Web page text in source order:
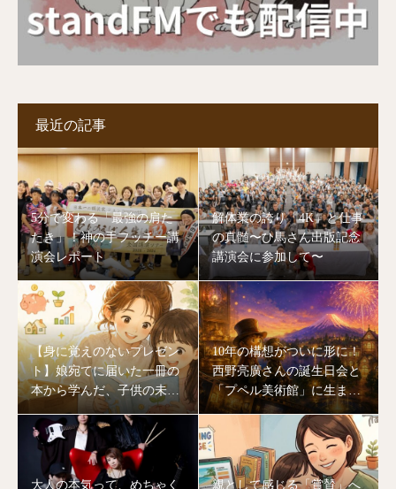
最近の記事
5分で変わる「最強の肩た
たき」！神の手フッチー講
演会レポート
解体業の誇り「4K」と仕事
の真髄〜ひ馬さん出版記念
講演会に参加して〜
【身に覚えのないプレゼン
ト】娘宛てに届いた一冊の
本から学んだ、子供の未来
を作る「大人のあり方」
10年の構想がついに形に！
西野亮廣さんの誕生日会と
「プペル美術館」に生まれ
変わる川口湖の奇跡
大人の本気って、めちゃく
親として感じる「賞賛」へ